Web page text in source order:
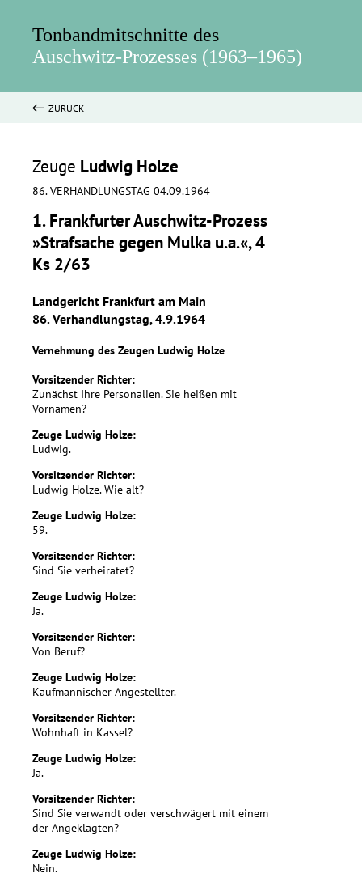
Tonbandmitschnitte des
Auschwitz-Prozesses (1963–1965)
ZURÜCK
Zeuge Ludwig Holze
86. VERHANDLUNGSTAG 04.09.1964
1. Frankfurter Auschwitz-Prozess
»Strafsache gegen Mulka u.a.«, 4
Ks 2/63
Landgericht Frankfurt am Main
86. Verhandlungstag, 4.9.1964
Vernehmung des Zeugen Ludwig Holze
Vorsitzender Richter:
Zunächst Ihre Personalien. Sie heißen mit
Vornamen?
Zeuge Ludwig Holze:
Ludwig.
Vorsitzender Richter:
Ludwig Holze. Wie alt?
Zeuge Ludwig Holze:
59.
Vorsitzender Richter:
Sind Sie verheiratet?
Zeuge Ludwig Holze:
Ja.
Vorsitzender Richter:
Von Beruf?
Zeuge Ludwig Holze:
Kaufmännischer Angestellter.
Vorsitzender Richter:
Wohnhaft in Kassel?
Zeuge Ludwig Holze:
Ja.
Vorsitzender Richter:
Sind Sie verwandt oder verschwägert mit einem
der Angeklagten?
Zeuge Ludwig Holze:
Nein.